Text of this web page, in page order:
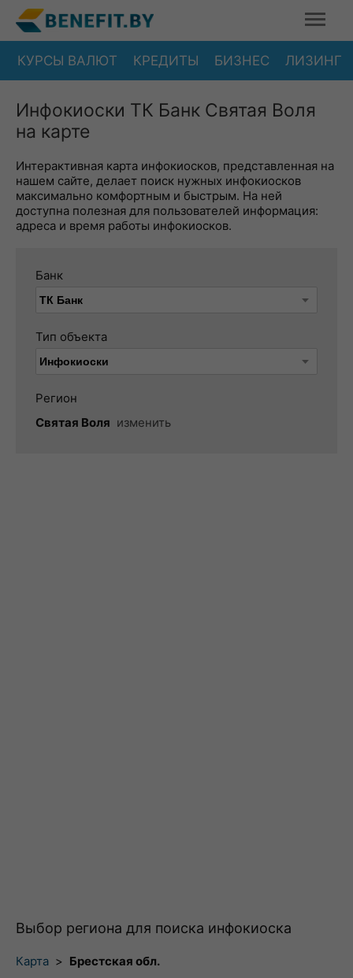
КУРСЫ ВАЛЮТ КРЕДИТЫ БИЗНЕС ЛИЗИНГ
Инфокиоски ТК Банк Святая Воля
на карте
Интерактивная карта инфокиосков, представленная на
нашем сайте, делает поиск нужных инфокиосков
максимально комфортным и быстрым. На ней
доступна полезная для пользователей информация:
адреса и время работы инфокиосков.
Банк
Тип объекта
Регион
Святая Воля изменить
Выбор региона для поиска инфокиоска
Карта > Брестская обл.